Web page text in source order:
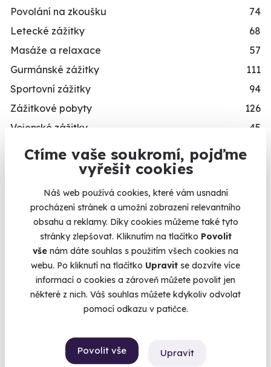
Ctíme vaše soukromí, pojďme
vyřešit cookies
Náš web používá cookies, které vám usnadní
procházení stránek a umožní zobrazení relevantního
obsahu a reklamy. Díky cookies můžeme také tyto
stránky zlepšovat. Kliknutím na tlačítko Povolit
vše nám dáte souhlas s použitím všech cookies na
webu. Po kliknutí na tlačítko Upravit se dozvíte více
informací o cookies a zároveň můžete povolit jen
některé z nich. Váš souhlas můžete kdykoliv odvolat
pomocí odkazu v patičce.
Povolit vše Upravit
Kalendář volných
termínů
Termíny pro zvolenou variantu:
Chcete rezervovat termín?
Objednat poukaz
rezervujte vy nebo obdarovaný později.
Již mám poukaz
Povolání na zkoušku
74
Letecké zážitky
68
Masáže a relaxace
57
Gurmánské zážitky
111
Sportovní zážitky
94
Zážitkové pobyty
126
Vojenské zážitky
45
Zážitky se zvířaty
Zážitky na doma
Dárkové balíčky
Simulátory
Zážitky v akci
Novinka
Exkluzivně u Zážitky.cz
Dárky pro muže